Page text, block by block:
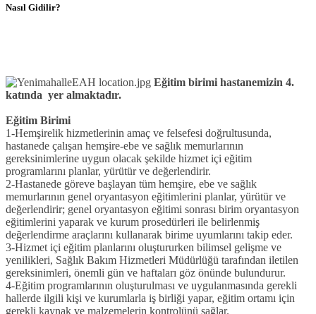
Nasıl Gidilir?
Eğitim birimi hastanemizin 4.
katında yer almaktadır.
Eğitim Birimi
1-Hemşirelik hizmetlerinin amaç ve felsefesi doğrultusunda,
hastanede çalışan hemşire-ebe ve sağlık memurlarının
gereksinimlerine uygun olacak şekilde hizmet içi eğitim
programlarını planlar, yürütür ve değerlendirir.
2-Hastanede göreve başlayan tüm hemşire, ebe ve sağlık
memurlarının genel oryantasyon eğitimlerini planlar, yürütür ve
değerlendirir; genel oryantasyon eğitimi sonrası birim oryantasyon
eğitimlerini yaparak ve kurum prosedürleri ile belirlenmiş
değerlendirme araçlarını kullanarak birime uyumlarını takip eder.
3-Hizmet içi eğitim planlarını oluştururken bilimsel gelişme ve
yenilikleri, Sağlık Bakım Hizmetleri Müdürlüğü tarafından iletilen
gereksinimleri, önemli gün ve haftaları göz önünde bulundurur.
4-Eğitim programlarının oluşturulması ve uygulanmasında gerekli
hallerde ilgili kişi ve kurumlarla iş birliği yapar, eğitim ortamı için
gerekli kaynak ve malzemelerin kontrolünü sağlar.